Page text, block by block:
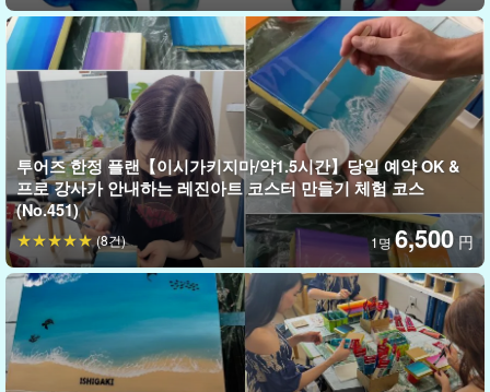
빈손으로 참가 OK! 비품은 요금은 무료입니다!
이시가키섬 여행 마지막 날의 여유 시간에서도 참여할 수 있습니다.
소중한 사람에 대한 선물이나 나만의 기념품으로 나만의 오리지널
애니멀 캔들을 만들어 보세요!
투어즈 한정 플랜【이시가키지마/약1.5시간】당일 예약 OK &
프로 강사가 안내하는 레진아트 코스터 만들기 체험 코스
(No.451)
1명6,500 円
(8건)